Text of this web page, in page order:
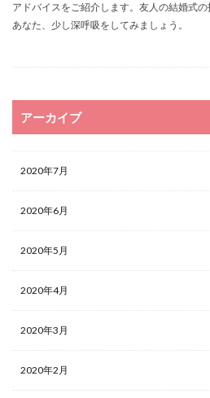
アドバイスをご紹介します。友人の結婚式
あなた、少し深呼吸をしてみましょう。
アーカイブ
2020年7月
2020年6月
2020年5月
2020年4月
2020年3月
2020年2月